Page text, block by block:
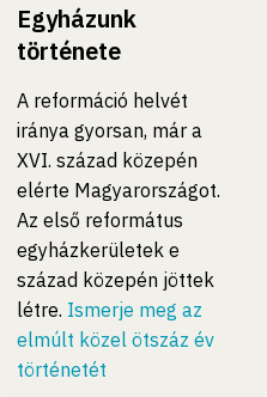
Egyházunk
története
A reformáció helvét
iránya gyorsan, már a
XVI. század közepén
elérte Magyarországot.
Az első református
egyházkerületek e
század közepén jöttek
létre. Ismerje meg az
elmúlt közel ötszáz év
történetét